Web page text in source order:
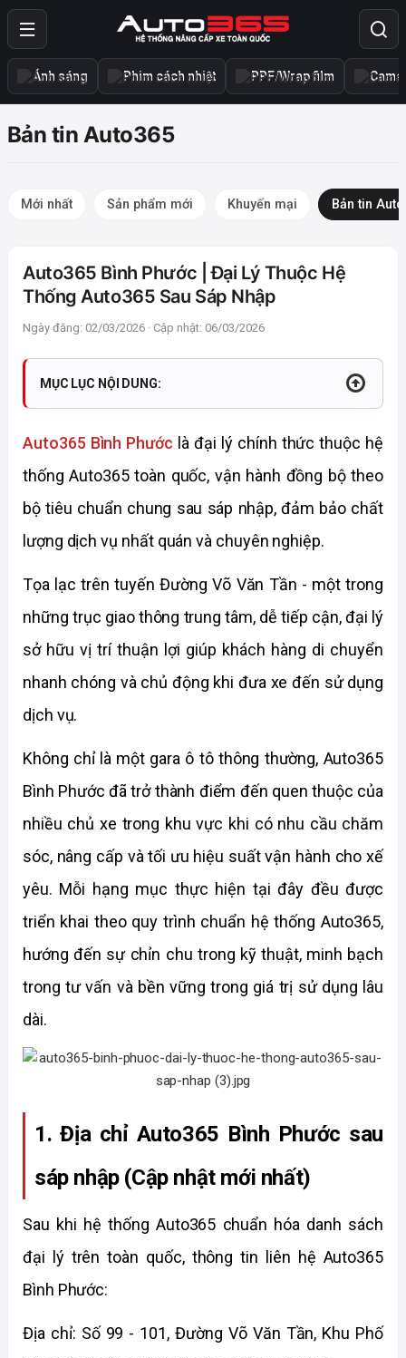
Ánh sáng Phim cách nhiệt PPF/Wrap film
Bản tin Auto365
Mới nhất Sản phẩm mới Khuyến mại Bản tin
Auto365 Bình Phước | Đại Lý Thuộc Hệ
Thống Auto365 Sau Sáp Nhập
Ngày đăng: 02/03/2026 · Cập nhật: 06/03/2026
MỤC LỤC NỘI DUNG:
Auto365 Bình Phước là đại lý chính thức thuộc hệ
thống Auto365 toàn quốc, vận hành đồng bộ theo
bộ tiêu chuẩn chung sau sáp nhập, đảm bảo chất
lượng dịch vụ nhất quán và chuyên nghiệp.
Tọa lạc trên tuyến Đường Võ Văn Tần - một trong
những trục giao thông trung tâm, dễ tiếp cận, đại lý
sở hữu vị trí thuận lợi giúp khách hàng di chuyển
nhanh chóng và chủ động khi đưa xe đến sử dụng
dịch vụ.
Không chỉ là một gara ô tô thông thường, Auto365
Bình Phước đã trở thành điểm đến quen thuộc của
nhiều chủ xe trong khu vực khi có nhu cầu chăm
sóc, nâng cấp và tối ưu hiệu suất vận hành cho xế
yêu. Mỗi hạng mục thực hiện tại đây đều được
triển khai theo quy trình chuẩn hệ thống Auto365,
hướng đến sự chỉn chu trong kỹ thuật, minh bạch
trong tư vấn và bền vững trong giá trị sử dụng lâu
dài.
1. Địa chỉ Auto365 Bình Phước sau
sáp nhập (Cập nhật mới nhất)
Sau khi hệ thống Auto365 chuẩn hóa danh sách
đại lý trên toàn quốc, thông tin liên hệ Auto365
Bình Phước:
Địa chỉ: Số 99 - 101, Đường Võ Văn Tần, Khu Phố